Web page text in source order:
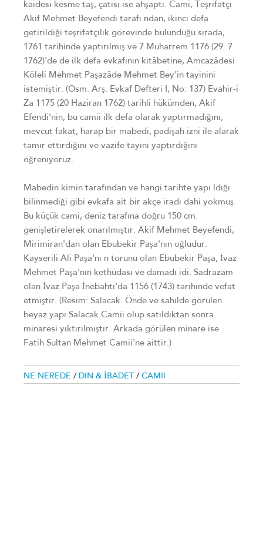
kaidesi kesme taş, çatısı ise ahşaptı. Cami, Teşrifatçı
Akif Mehmet Beyefendi tarafı ndan, ikinci defa
getirildiği teşrifatçılık görevinde bulunduğu sırada,
1761 tarihinde yaptırılmış ve 7 Muharrem 1176 (29. 7.
1762)'de de ilk defa evkafının kitâbetine, Amcazâdesi
Köleli Mehmet Paşazâde Mehmet Bey'in tayinini
istemiştir. (Osm. Arş. Evkaf Defteri I, No: 137) Evahir-i
Za 1175 (20 Haziran 1762) tarihli hükümden, Akif
Efendi'nin, bu camii ilk defa olarak yaptırmadığını,
mevcut fakat, harap bir mabedi, padişah izni ile alarak
tamir ettirdiğini ve vazife tayini yaptırdığını
öğreniyoruz.
Mabedin kimin tarafından ve hangi tarihte yapı ldığı
bilinmediği gibi evkafa ait bir akçe iradı dahi yokmuş.
Bu küçük cami, deniz tarafına doğru 150 cm.
genişletirelerek onarılmıştır. Akif Mehmet Beyefendi,
Mirimiran'dan olan Ebubekir Paşa'nın oğludur.
Kayserili Ali Paşa'nı n torunu olan Ebubekir Paşa, İvaz
Mehmet Paşa'nın kethüdası ve damadı idi. Sadrazam
olan İvaz Paşa İnebahtı'da 1156 (1743) tarihinde vefat
etmiştir. (Resim: Salacak. Önde ve sahilde görülen
beyaz yapı Salacak Camii olup satıldıktan sonra
minaresi yıktırılmıştır. Arkada görülen minare ise
Fatih Sultan Mehmet Camii'ne aittir.)
NE NEREDE / DIN & İBADET / CAMII